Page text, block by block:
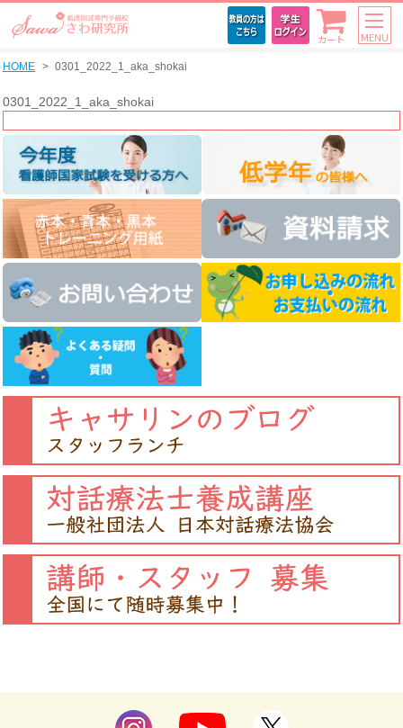
カート MENU
HOME 0301_2022_1_aka_shokai
0301_2022_1_aka_shokai